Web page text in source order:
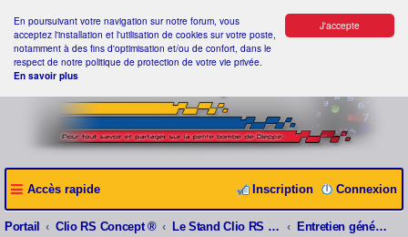
J'accepte
En poursuivant votre navigation sur notre forum, vous
acceptez l'installation et l'utilisation de cookies sur votre poste,
notamment à des fins d'optimisation et/ou de confort, dans le
respect de notre politique de protection de votre vie privée.
En savoir plus
Accès rapide Connexion
Inscription
Portail Clio RS Concept ® Le Stand Clio RS Concept ® Entretien général et Problèmes divers